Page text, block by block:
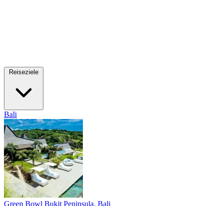
Bali
Green Bowl Bukit Peninsula, Bali